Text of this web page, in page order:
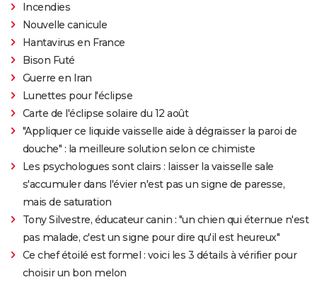
Incendies
Nouvelle canicule
Hantavirus en France
Bison Futé
Guerre en Iran
Lunettes pour l'éclipse
Carte de l'éclipse solaire du 12 août
"Appliquer ce liquide vaisselle aide à dégraisser la paroi de
douche" : la meilleure solution selon ce chimiste
Les psychologues sont clairs : laisser la vaisselle sale
s'accumuler dans l'évier n'est pas un signe de paresse,
mais de saturation
Tony Silvestre, éducateur canin : "un chien qui éternue n'est
pas malade, c'est un signe pour dire qu'il est heureux"
Ce chef étoilé est formel : voici les 3 détails à vérifier pour
choisir un bon melon